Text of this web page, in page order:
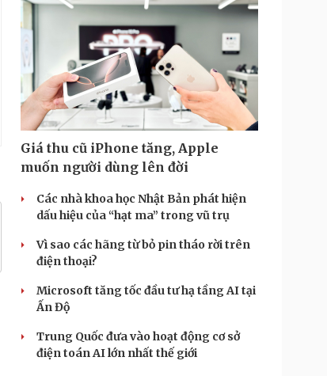
Giá thu cũ iPhone tăng, Apple
muốn người dùng lên đời
Các nhà khoa học Nhật Bản phát hiện
dấu hiệu của “hạt ma” trong vũ trụ
Vì sao các hãng từ bỏ pin tháo rời trên
điện thoại?
Microsoft tăng tốc đầu tư hạ tầng AI tại
Ấn Độ
Trung Quốc đưa vào hoạt động cơ sở
điện toán AI lớn nhất thế giới